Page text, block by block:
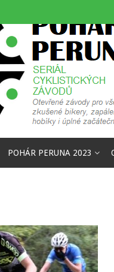
POHÁR PERUNA 2023